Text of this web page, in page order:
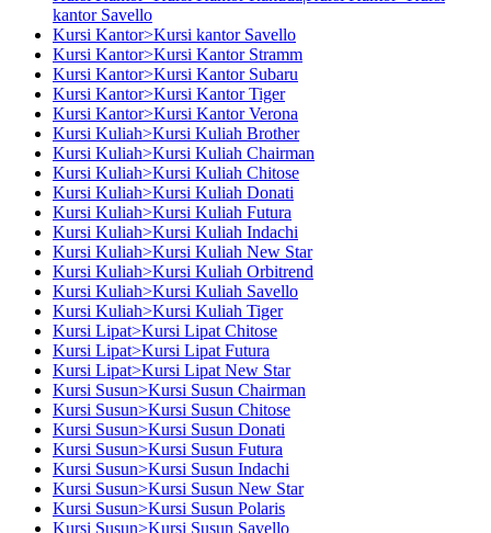
kantor Savello
Kursi Kantor>Kursi kantor Savello
Kursi Kantor>Kursi Kantor Stramm
Kursi Kantor>Kursi Kantor Subaru
Kursi Kantor>Kursi Kantor Tiger
Kursi Kantor>Kursi Kantor Verona
Kursi Kuliah>Kursi Kuliah Brother
Kursi Kuliah>Kursi Kuliah Chairman
Kursi Kuliah>Kursi Kuliah Chitose
Kursi Kuliah>Kursi Kuliah Donati
Kursi Kuliah>Kursi Kuliah Futura
Kursi Kuliah>Kursi Kuliah Indachi
Kursi Kuliah>Kursi Kuliah New Star
Kursi Kuliah>Kursi Kuliah Orbitrend
Kursi Kuliah>Kursi Kuliah Savello
Kursi Kuliah>Kursi Kuliah Tiger
Kursi Lipat>Kursi Lipat Chitose
Kursi Lipat>Kursi Lipat Futura
Kursi Lipat>Kursi Lipat New Star
Kursi Susun>Kursi Susun Chairman
Kursi Susun>Kursi Susun Chitose
Kursi Susun>Kursi Susun Donati
Kursi Susun>Kursi Susun Futura
Kursi Susun>Kursi Susun Indachi
Kursi Susun>Kursi Susun New Star
Kursi Susun>Kursi Susun Polaris
Kursi Susun>Kursi Susun Savello